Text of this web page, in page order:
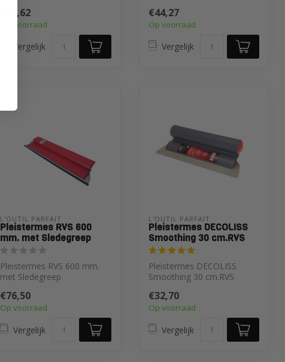
€16,62
Op voorraad
Vergelijk
€44,27
Op voorraad
Vergelijk
L'OUTIL PARFAIT
Pleistermes RVS 600
mm. met Sledegreep
Pleistermes RVS 600 mm.
met Sledegreep
€76,50
Op voorraad
Vergelijk
L'OUTIL PARFAIT
Pleistermes DECOLISS
Smoothing 30 cm.RVS
Pleistermes DECOLISS
Smoothing 30 cm.RVS
€32,70
Op voorraad
Vergelijk